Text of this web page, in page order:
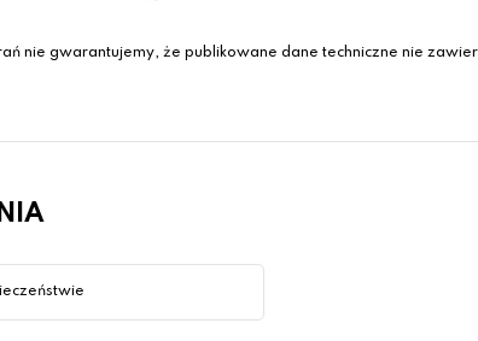
nie gwarantujemy, że publikowane dane techniczne nie